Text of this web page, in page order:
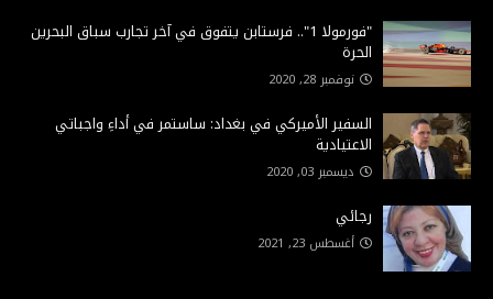
"فورمولا 1".. فرستابن يتفوق في آخر تجارب سباق البحرين
الحرة
نوفمبر 28, 2020
السفير الأميركي في بغداد: ساستمر في أداءِ واجباتي
الاعتيادية
ديسمبر 03, 2020
رجائي
أغسطس 23, 2021